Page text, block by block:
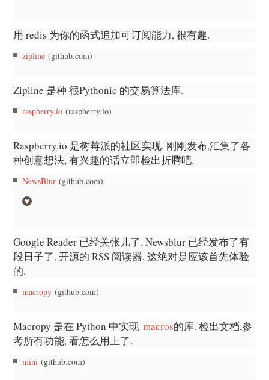
用 redis 为你的函式追加可订阅能力, 很有趣.
zipline (github.com)
Zipline 是种 很Pythonic 的交易算法库.
raspberry.io (raspberry.io)
Raspberry.io 是树莓派的社区实现. 刚刚发布,汇集了各
种创意想法, 有兴趣的话立即检出折腾吧.
NewsBlur (github.com)
Google Reader 已经关张儿了. Newsblur 已经发布了有
段日子了, 开源的 RSS 阅读器, 这绝对是应该首先体验
的.
macropy (github.com)
Macropy 是在 Python 中实现macros的库. 检出文档,参
考所有功能, 看怎么用上了.
mini (github.com)